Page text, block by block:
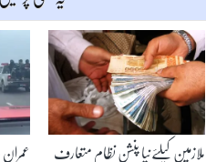
ملازمین کیلئےنیا پنشن نظام متعارف